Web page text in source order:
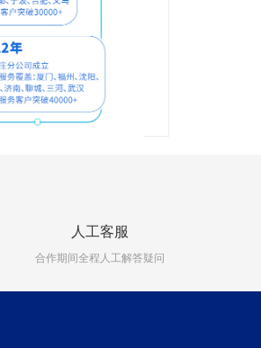
人工客服
合作期间全程人工解答疑问